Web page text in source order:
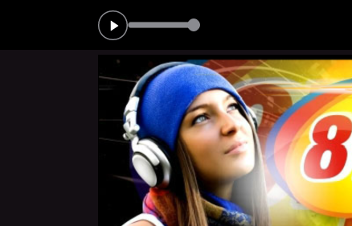
das 00:00 às 05:00